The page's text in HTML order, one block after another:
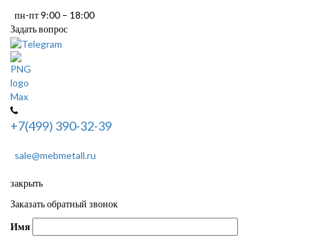
пн-пт 9:00 – 18:00
Задать вопрос
+7(499) 390-32-39
sale@mebmetall.ru
закрыть
Заказать обратный звонок
Имя